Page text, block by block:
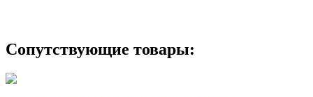
Сопутствующие товары: